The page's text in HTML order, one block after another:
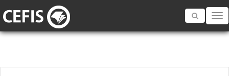
Toggle